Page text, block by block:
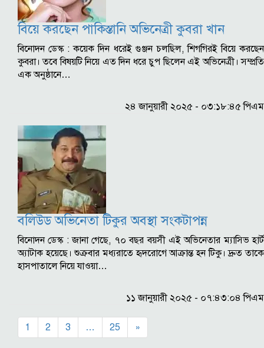
বিয়ে করছেন পাকিস্তানি অভিনেত্রী কুবরা খান
বিনোদন ডেস্ক : কয়েক দিন ধরেই গুঞ্জন চলছিল, শিগগিরই বিয়ে করছেন
কুবরা। তবে বিষয়টি নিয়ে এত দিন ধরে চুপ ছিলেন এই অভিনেত্রী। সম্প্রতি
এক অনুষ্ঠানে…
২৪ জানুয়ারী ২০২৫ - ০৩:১৮:৪৫ পিএম
বলিউড অভিনেতা টিকুর অবস্থা সংকটাপন্ন
বিনোদন ডেস্ক : জানা গেছে, ৭০ বছর বয়সী এই অভিনেতার ম্যাসিভ হার্ট
অ্যাটাক হয়েছে। শুক্রবার মধ্যরাতে হৃদরোগে আক্রান্ত হন টিকু। দ্রুত তাকে
হাসপাতালে নিয়ে যাওয়া…
১১ জানুয়ারী ২০২৫ - ০৭:৪৩:০৪ পিএম
1 2 3 … 25 »